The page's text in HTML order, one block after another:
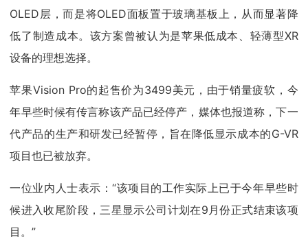
OLED层，而是将OLED面板置于玻璃基板上，从而显著降
低了制造成本。该方案曾被认为是苹果低成本、轻薄型XR
设备的理想选择。
苹果Vision Pro的起售价为3499美元，由于销量疲软，今
年早些时候有传言称该产品已经停产，媒体也报道称，下一
代产品的生产和研发已经暂停，旨在降低显示成本的G-VR
项目也已被放弃。
一位业内人士表示：“该项目的工作实际上已于今年早些时
候进入收尾阶段，三星显示公司计划在9月份正式结束该项
目。”